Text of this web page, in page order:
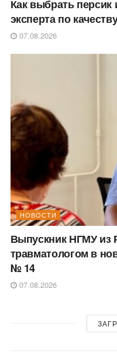
Как выбрать
эксперта по
07.08.2026
НОВОСТИ
Выпускник НГМУ из
травматологом в
№ 14
07.08.2026